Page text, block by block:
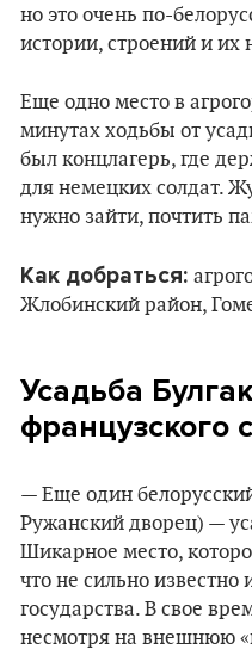
но это очень по-
истории, строений и их
Еще одно место в
минутах ходьбы от
был концлагерь, где
для немецких солдат.
нужно зайти, почтить
Как добраться:
Жлобинский район,
Усадьба
французского
— Еще один
Ружанский дворец) —
Шикарное место,
что не сильно известно
государства. В свое
несмотря на внешнюю